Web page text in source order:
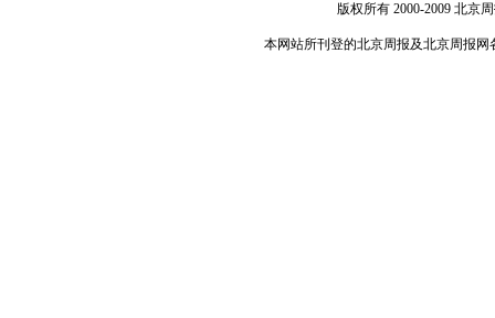
版权所有 2000-2009 北京
本网站所刊登的北京周报及北京周报